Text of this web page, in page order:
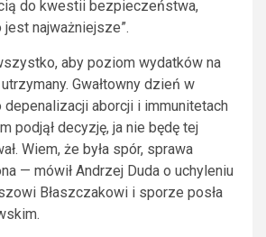
do kwestii bezpieczeństwa,
najważniejsze”.
aby poziom wydatków na
Gwałtowny dzień w
depenalizacji aborcji i immunitetach
podjął decyzję, ja nie będę tej
Wiem, że była spór, sprawa
— mówił Andrzej Duda o uchyleniu
Błaszczakowi i sporze posła